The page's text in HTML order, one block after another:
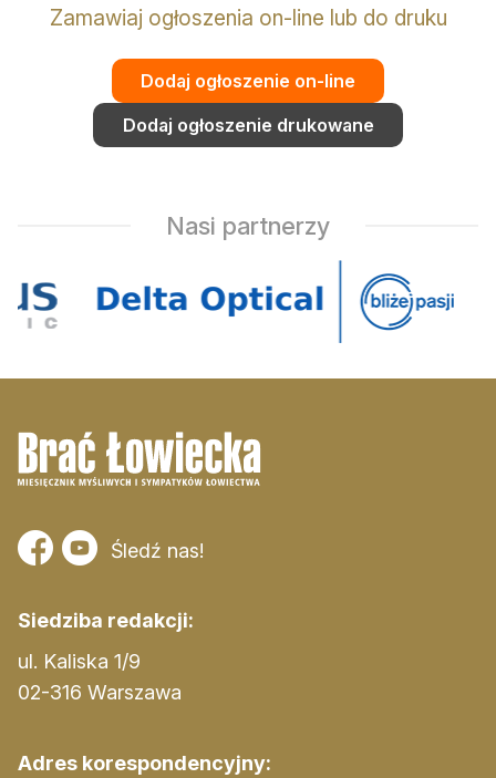
Zamawiaj ogłoszenia on-line lub do druku
Dodaj ogłoszenie on-line
Dodaj ogłoszenie drukowane
Nasi partnerzy
Śledź nas!
Siedziba redakcji:
ul. Kaliska 1/9
02-316 Warszawa
Adres korespondencyjny: